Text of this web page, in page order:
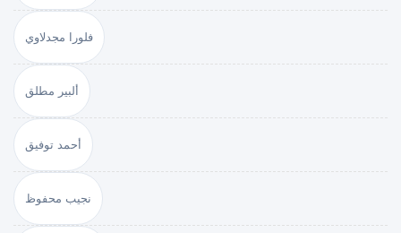
فلورا مجدلاوي
ألبير مطلق
أحمد توفيق
نجيب محفوظ